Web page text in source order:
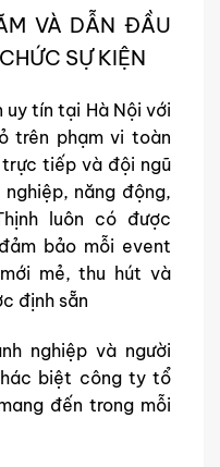
VÀ DẪN ĐẦU
SỰ KIỆN
tín tại Hà Nội với
trên phạm vi toàn
tiếp và đội ngũ
năng động,
luôn có được
bảo mỗi event
mẻ, thu hút và
định sẵn
nghiệp và người
biệt công ty tổ
đến trong mỗi